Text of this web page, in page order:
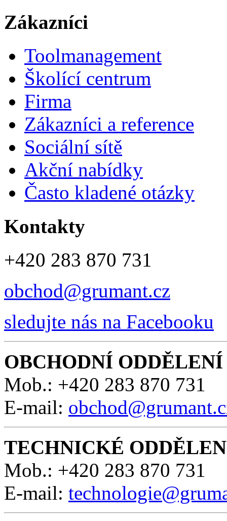
Zákazníci
Toolmanagement
Školící centrum
Firma
Zákazníci a reference
Sociální sítě
Akční nabídky
Často kladené otázky
Kontakty
+420 283 870 731
obchod@grumant.cz
sledujte nás na Facebooku
OBCHODNÍ ODDĚLENÍ
Mob.: +420 283 870 731
E-mail:
TECHNICKÉ
Mob.: +420 283 870 731
E-mail: